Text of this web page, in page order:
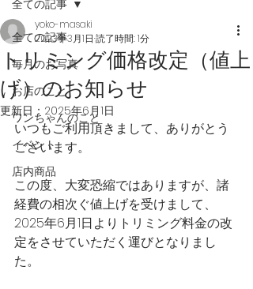
全ての記事
毎月のお写真
お店のこと
ワンちゃんのこと
イベント
店内商品
全ての記事
トリミング価格改定（値上
げ）のお知らせ
yoko-masaki
2023年3月1日 読了時間: 1分
更新日： 2025年6月1日
いつもご利用頂きまして、ありがとう
ございます。
この度、大変恐縮ではありますが、諸
経費の相次ぐ値上げを受けまして、
2025年6月1日よりトリミング料金の改
定をさせていただく運びとなりまし
た。